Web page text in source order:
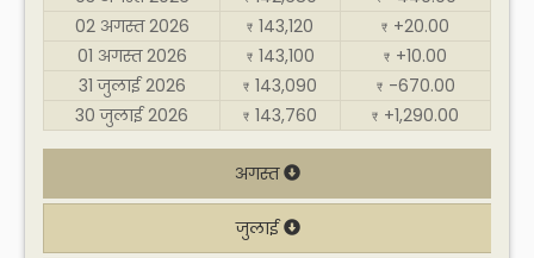
02 अगस्त 2026
₹ 143,120 ₹ +20.00
01 अगस्त 2026
₹ 143,100 ₹ +10.00
31 जुलाई 2026
₹ 143,090 ₹ -670.00
30 जुलाई 2026
₹ 143,760 ₹ +1,290.00
अगस्त
जुलाई